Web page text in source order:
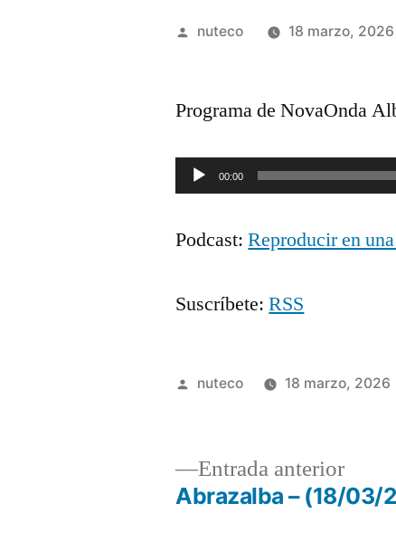
Publicada
nuteco 18 marzo, 2026
Programa de NovaOnda
Reproductor
audio
00:00
Podcast:Reproducir en
Suscríbete:RSS
Publicada
nuteco 18 marzo, 2026
Navegación
Entrada anterior
Abrazalba – (18/03/